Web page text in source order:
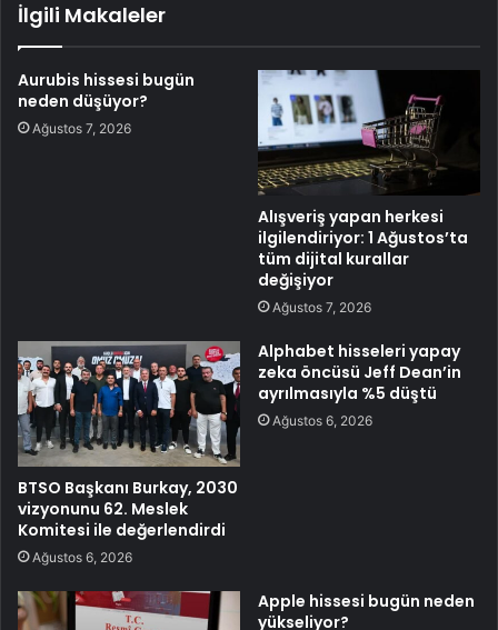
İlgili Makaleler
Aurubis hissesi bugün
neden düşüyor?
Ağustos 7, 2026
Alışveriş yapan herkesi
ilgilendiriyor: 1 Ağustos’ta
tüm dijital kurallar
değişiyor
Ağustos 7, 2026
BTSO Başkanı Burkay, 2030
vizyonunu 62. Meslek
Komitesi ile değerlendirdi
Ağustos 6, 2026
Alphabet hisseleri yapay
zeka öncüsü Jeff Dean’in
ayrılmasıyla %5 düştü
Ağustos 6, 2026
Apple hissesi bugün neden
yükseliyor?